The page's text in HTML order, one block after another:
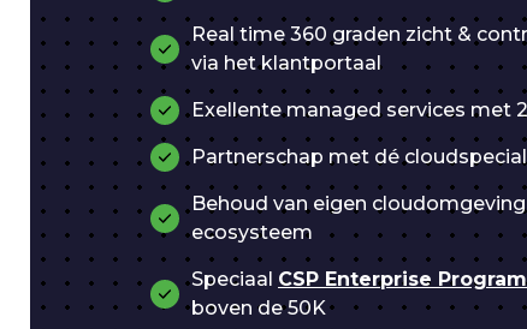
Real time 360 graden zicht &
via het klantportaal
Exellente managed services met
Partnerschap met dé
Behoud van eigen
ecosysteem
Speciaal CSP Enterprise
boven de 50K